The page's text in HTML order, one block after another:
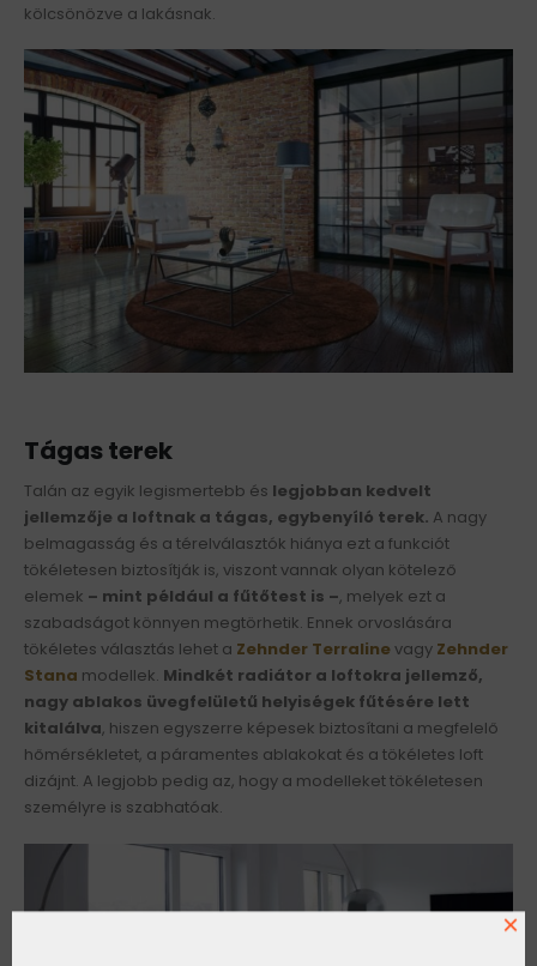
kölcsönözve a lakásnak.
Tágas terek
Talán az egyik legismertebb és legjobban kedvelt
jellemzője a loftnak a tágas, egybenyíló terek. A nagy
belmagasság és a térelválasztók hiánya ezt a funkciót
tökéletesen biztosítják is, viszont vannak olyan kötelező
elemek – mint például a fűtőtest is –, melyek ezt a
szabadságot könnyen megtörhetik. Ennek orvoslására
tökéletes választás lehet a Zehnder Terralinevagy Zehnder
Stana modellek. Mindkét radiátor a loftokra jellemző,
nagy ablakos üvegfelületű helyiségek fűtésére lett
kitalálva, hiszen egyszerre képesek biztosítani a megfelelő
hőmérsékletet, a páramentes ablakokat és a tökéletes loft
dizájnt. A legjobb pedig az, hogy a modelleket tökéletesen
személyre is szabhatóak.
×